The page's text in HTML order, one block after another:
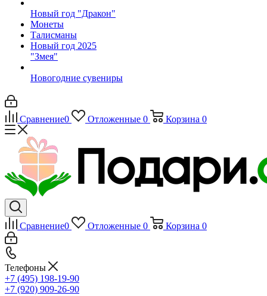
Новый год "Дракон"
Монеты
Талисманы
Новый год 2025
"Змея"
Новогодние сувениры
Сравнение0 Отложенные 0 Корзина 0
Сравнение0 Отложенные 0 Корзина 0
Телефоны
+7 (495) 198-19-90
+7 (920) 909-26-90